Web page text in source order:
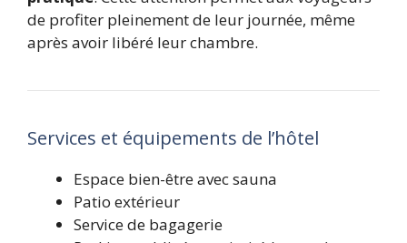
de profiter pleinement de leur journée, même
après avoir libéré leur chambre.
Services et équipements de l’hôtel
Espace bien-être avec sauna
Patio extérieur
Service de bagagerie